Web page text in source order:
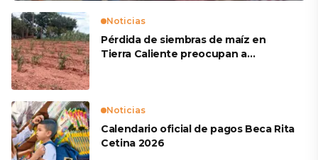
Noticias
Pérdida de siembras de maíz en
Tierra Caliente preocupan a
Noticias
Calendario oficial de pagos Beca Rita
Cetina 2026